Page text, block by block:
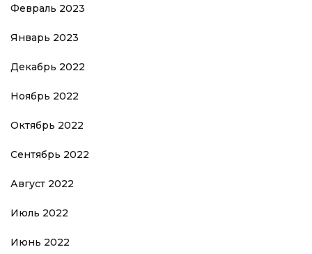
Февраль 2023
Январь 2023
Декабрь 2022
Ноябрь 2022
Октябрь 2022
Сентябрь 2022
Август 2022
Июль 2022
Июнь 2022